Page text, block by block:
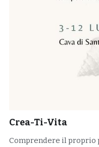
Crea-Ti-Vita
Comprendere il proprio